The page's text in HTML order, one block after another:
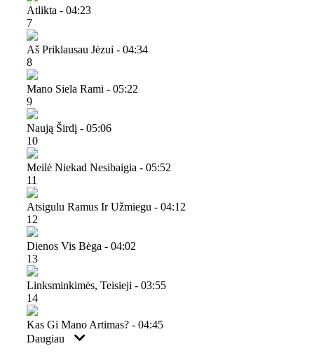
Atlikta - 04:23
7
Aš Priklausau Jėzui - 04:34
8
Mano Siela Rami - 05:22
9
Naują Širdį - 05:06
10
Meilė Niekad Nesibaigia - 05:52
11
Atsigulu Ramus Ir Užmiegu - 04:12
12
Dienos Vis Bėga - 04:02
13
Linksminkimės, Teisieji - 03:55
14
Kas Gi Mano Artimas? - 04:45
Daugiau